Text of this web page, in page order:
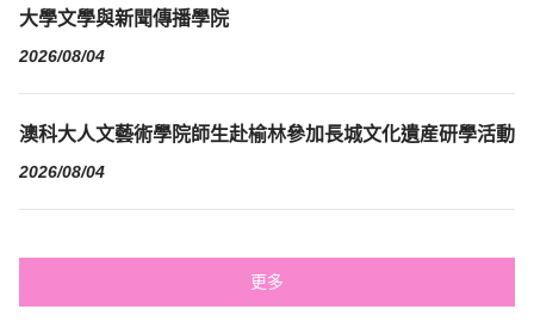
大學文學與新聞傳播學院
2026/08/04
澳科大人文藝術學院師生赴榆林參加長城文化遺産研學活動
2026/08/04
更多